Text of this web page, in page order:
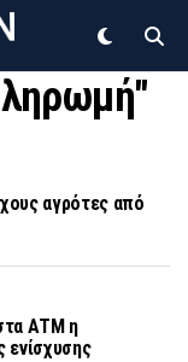
αγρότες από
ΑΤΜ η
ενίσχυσης